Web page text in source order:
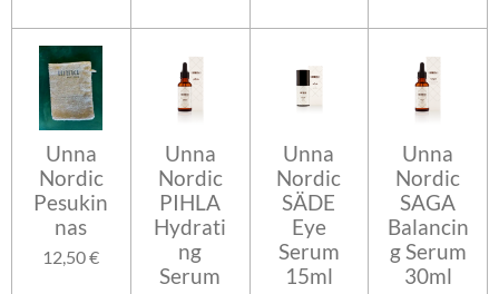
Unna
Nordic
Pesukin
nas
12,50 €
Unna
Nordic
PIHLA
Hydrati
ng
Serum
Unna
Nordic
SÄDE
Eye
Serum
15ml
Unna
Nordic
SAGA
Balancin
g Serum
30ml